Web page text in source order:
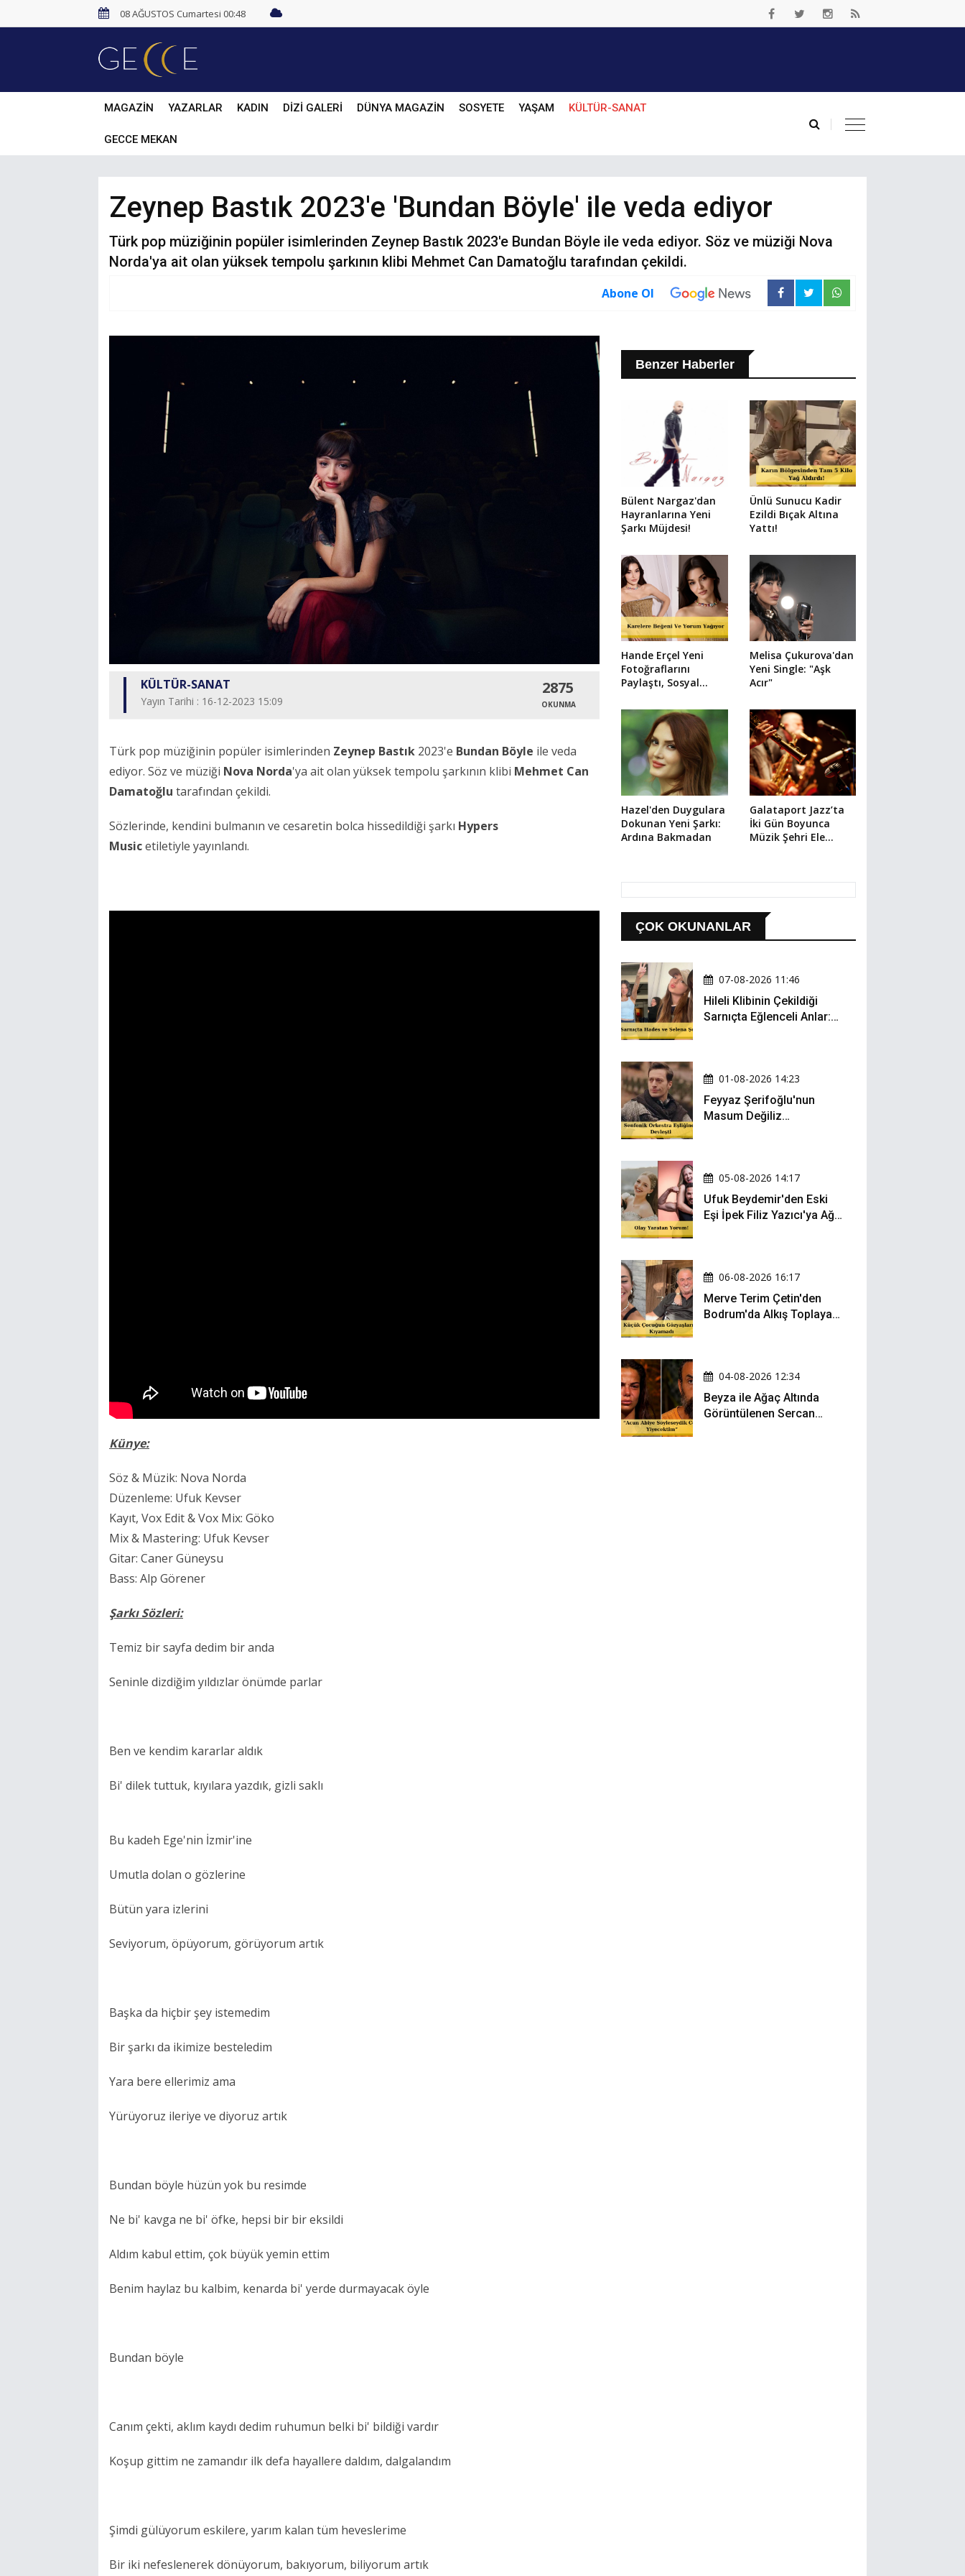
08 AĞUSTOS Cumartesi 00:48
MAGAZİN YAZARLAR KADIN DİZİ GALERİ DÜNYA MAGAZİN SOSYETE YAŞAM KÜLTÜR-SANAT
GECCE MEKAN
Zeynep Bastık 2023'e 'Bundan Böyle' ile veda ediyor
Türk pop müziğinin popüler isimlerinden Zeynep Bastık 2023'e Bundan Böyle ile veda ediyor. Söz ve müziği Nova
Norda'ya ait olan yüksek tempolu şarkının klibi Mehmet Can Damatoğlu tarafından çekildi.
Abone Ol
KÜLTÜR-SANAT
Yayın Tarihi : 16-12-2023 15:09
2875
OKUNMA
Türk pop müziğinin popüler isimlerinden Zeynep Bastık 2023'e Bundan Böyle ile veda
ediyor. Söz ve müziği Nova Norda'ya ait olan yüksek tempolu şarkının klibi Mehmet Can
Damatoğlu tarafından çekildi.
Sözlerinde, kendini bulmanın ve cesaretin bolca hissedildiği şarkı Hypers
Musicetiletiyle yayınlandı.
Künye:
Söz & Müzik: Nova Norda
Düzenleme: Ufuk Kevser
Kayıt, Vox Edit & Vox Mix: Göko
Mix & Mastering: Ufuk Kevser
Gitar: Caner Güneysu
Bass: Alp Görener
Şarkı Sözleri:
Temiz bir sayfa dedim bir anda
Seninle dizdiğim yıldızlar önümde parlar
Ben ve kendim kararlar aldık
Bi' dilek tuttuk, kıyılara yazdık, gizli saklı
Bu kadeh Ege'nin İzmir'ine
Umutla dolan o gözlerine
Bütün yara izlerini
Seviyorum, öpüyorum, görüyorum artık
Başka da hiçbir şey istemedim
Bir şarkı da ikimize besteledim
Yara bere ellerimiz ama
Yürüyoruz ileriye ve diyoruz artık
Bundan böyle hüzün yok bu resimde
Ne bi' kavga ne bi' öfke, hepsi bir bir eksildi
Aldım kabul ettim, çok büyük yemin ettim
Benim haylaz bu kalbim, kenarda bi' yerde durmayacak öyle
Bundan böyle
Canım çekti, aklım kaydı dedim ruhumun belki bi' bildiği vardır
Koşup gittim ne zamandır ilk defa hayallere daldım, dalgalandım
Şimdi gülüyorum eskilere, yarım kalan tüm heveslerime
Bir iki nefeslenerek dönüyorum, bakıyorum, biliyorum artık
Benzer Haberler
Bülent Nargaz'dan
Hayranlarına Yeni
Şarkı Müjdesi!
Ünlü Sunucu Kadir
Ezildi Bıçak Altına
Yattı!
Hande Erçel Yeni
Fotoğraflarını
Paylaştı, Sosyal
Melisa Çukurova'dan
Yeni Single: "Aşk
Acır"
Hazel'den Duygulara
Dokunan Yeni Şarkı:
Ardına Bakmadan
Galataport Jazz’ta
İki Gün Boyunca
Müzik Şehri Ele
ÇOK OKUNANLAR
07-08-2026 11:46
Hileli Klibinin Çekildiği
Sarnıçta Eğlenceli Anlar:
01-08-2026 14:23
Feyyaz Şerifoğlu'nun
Masum Değiliz
05-08-2026 14:17
Ufuk Beydemir'den Eski
Eşi İpek Filiz Yazıcı'ya Ağır
06-08-2026 16:17
Merve Terim Çetin'den
Bodrum'da Alkış Toplayan
04-08-2026 12:34
Beyza ile Ağaç Altında
Görüntülenen Sercan